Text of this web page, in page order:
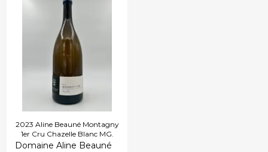
2023 Aline Beauné Montagny
1er Cru Chazelle Blanc MG.
Domaine Aline Beauné